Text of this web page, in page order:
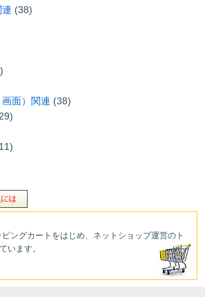
(38)
面）関連 (38)
ピングカートをはじめ、ネットショップ運営のト
います。